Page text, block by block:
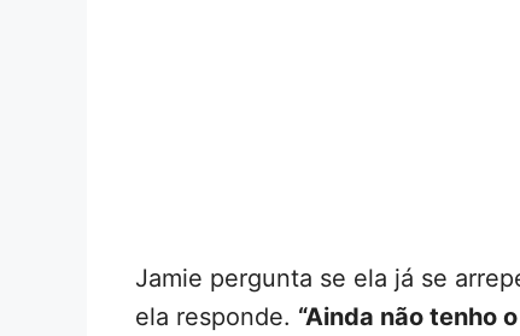
Jamie pergunta se ela já se
ela responde. “Ainda não tenho